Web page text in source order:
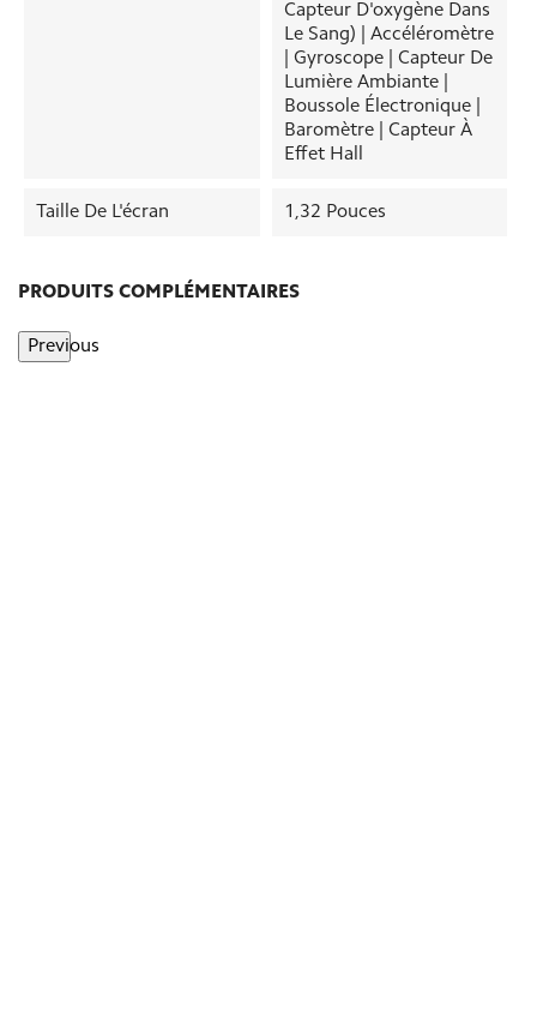
Capteur D'oxygène Dans
Le Sang) | Accéléromètre
| Gyroscope | Capteur De
Lumière Ambiante |
Boussole Électronique |
Baromètre | Capteur À
Effet Hall
Taille De L'écran 1,32 Pouces
PRODUITS COMPLÉMENTAIRES
Previous